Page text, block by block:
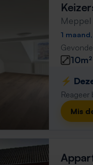
Meppel
1
10m²
⚡️
Reageer
Mis